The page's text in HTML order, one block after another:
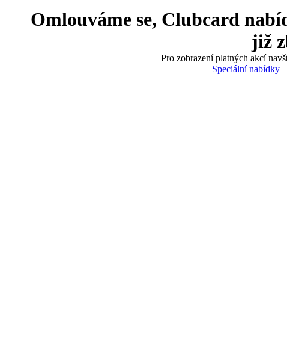
Omlouváme se, Clubcard
již
Pro zobrazení platných akcí
Speciální nabídky